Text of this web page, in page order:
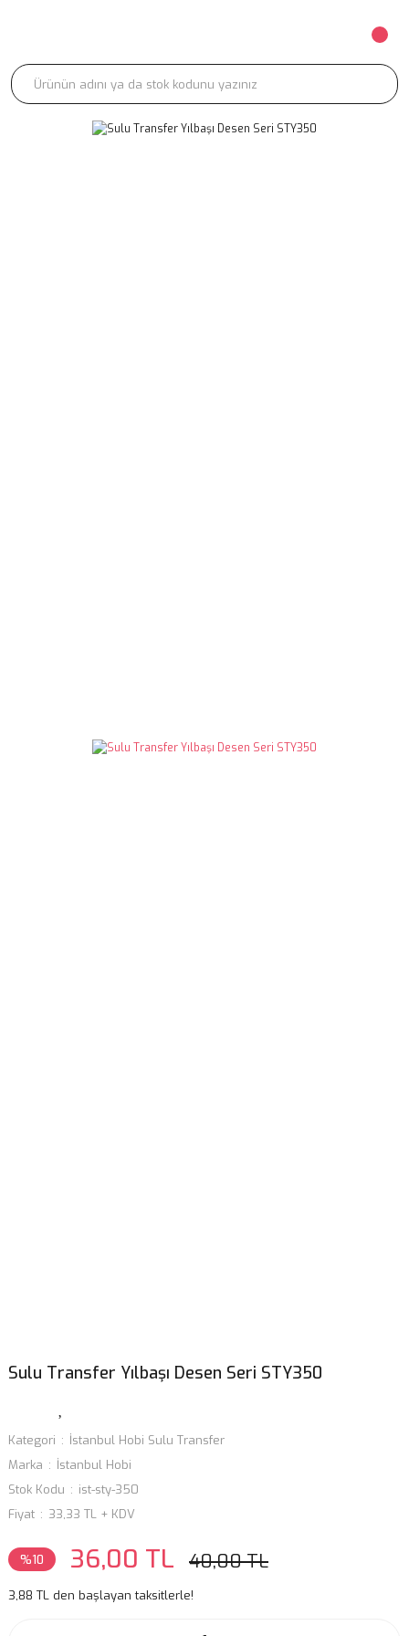
Sulu Transfer Yılbaşı Desen Seri STY350
Kategori
İstanbul Hobi Sulu Transfer
Marka
İstanbul Hobi
Stok Kodu
ist-sty-350
Fiyat
33,33 TL + KDV
%10 36,00 TL 40,00 TL
3,88 TL den başlayan taksitlerle!